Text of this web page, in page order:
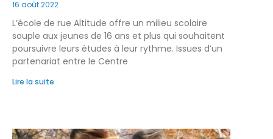
16 août 2022
L’école de rue Altitude offre un milieu scolaire
souple aux jeunes de 16 ans et plus qui souhaitent
poursuivre leurs études à leur rythme. Issues d’un
partenariat entre le Centre
Lire la suite